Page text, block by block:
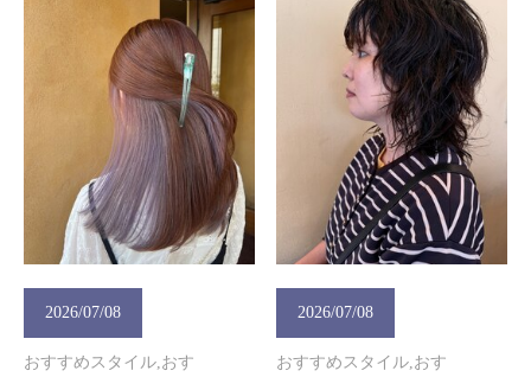
2026/07/08
おすすめスタイル,おす
2026/07/08
おすすめスタイル,おす